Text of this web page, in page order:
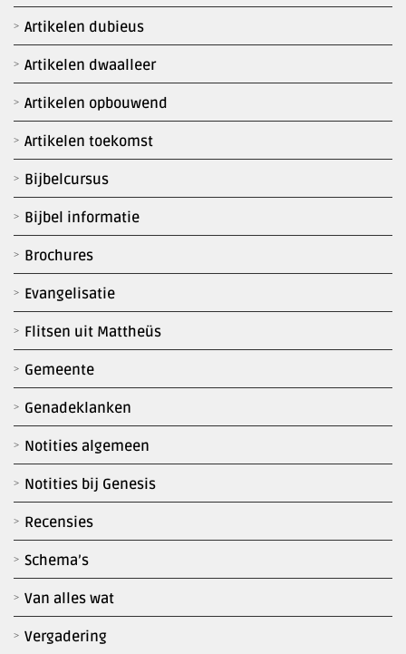
Artikelen dubieus
Artikelen dwaalleer
Artikelen opbouwend
Artikelen toekomst
Bijbelcursus
Bijbel informatie
Brochures
Evangelisatie
Flitsen uit Mattheüs
Gemeente
Genadeklanken
Notities algemeen
Notities bij Genesis
Recensies
Schema’s
Van alles wat
Vergadering